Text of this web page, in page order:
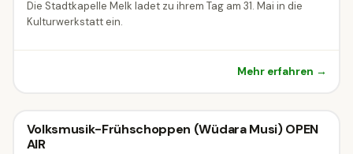
Die Stadtkapelle Melk ladet zu ihrem Tag am 31. Mai in die
Kulturwerkstatt ein.
Mehr erfahren →
Konzert
Konzert
Volksmusik-Frühschoppen (Wüdara Musi) OPEN
AIR